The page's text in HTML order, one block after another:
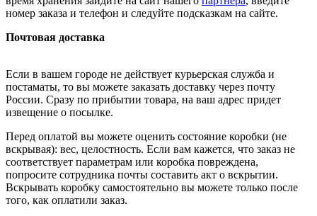
номер заказа и телефон и следуйте подсказкам на сайте.
Почтовая доставка
Если в вашем городе не действует курьерская служба и
постаматы, то вы можете заказать доставку через почту
России. Сразу по прибытии товара, на ваш адрес придет
извещение о посылке.
Перед оплатой вы можете оценить состояние коробки (не
вскрывая): вес, целостность. Если вам кажется, что заказ не
соответствует параметрам или коробка повреждена,
попросите сотрудника почты составить акт о вскрытии.
Вскрывать коробку самостоятельно вы можете только после
того, как оплатили заказ.